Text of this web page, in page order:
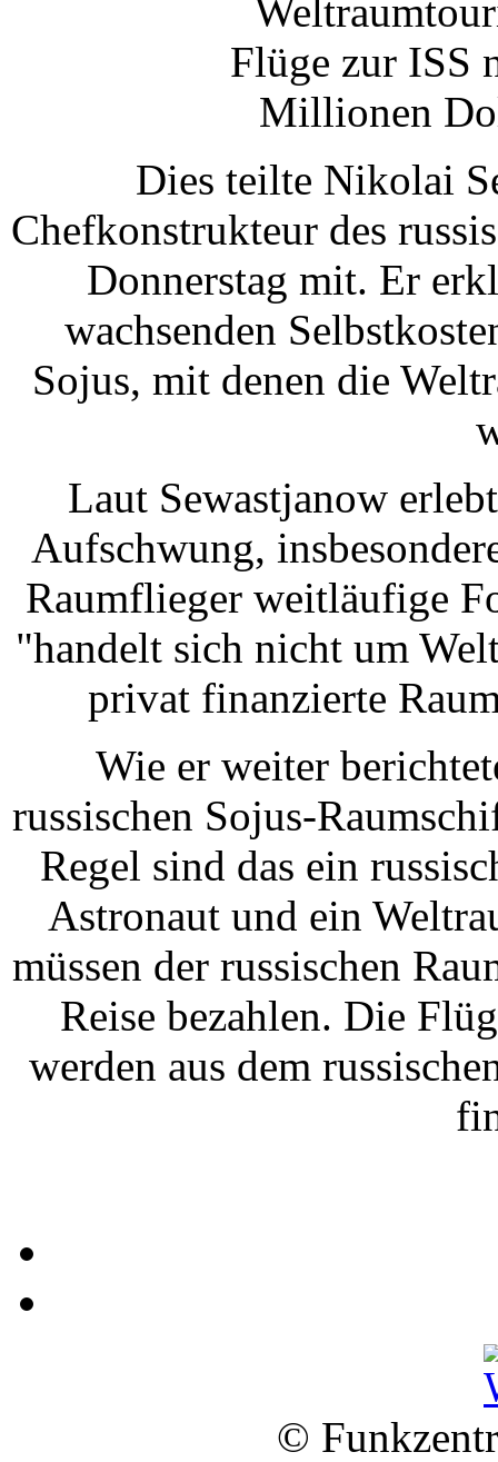
Flüge zur ISS
Millionen
Dies teilte Nikolai
Chefkonstrukteur des
Donnerstag mit. Er
wachsenden
Sojus, mit denen die
Laut Sewastjanow
Aufschwung,
Raumflieger weitläufige
"handelt sich nicht um
privat finanzierte
Wie er weiter
russischen Sojus-
Regel sind das ein
Astronaut und ein
müssen der russischen
Reise bezahlen. Die
werden aus dem
©